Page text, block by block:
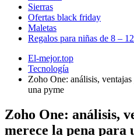
Sierras
Ofertas black friday
Maletas
Regalos para niñas de 8 –
El-mejor.top
Tecnología
Zoho One: análisis,
una pyme
Zoho One: análisis,
merece la pena para